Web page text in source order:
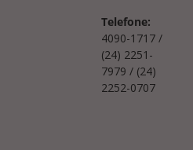
Telefone:
4090-1717 /
(24) 2251-
7979 / (24)
2252-0707